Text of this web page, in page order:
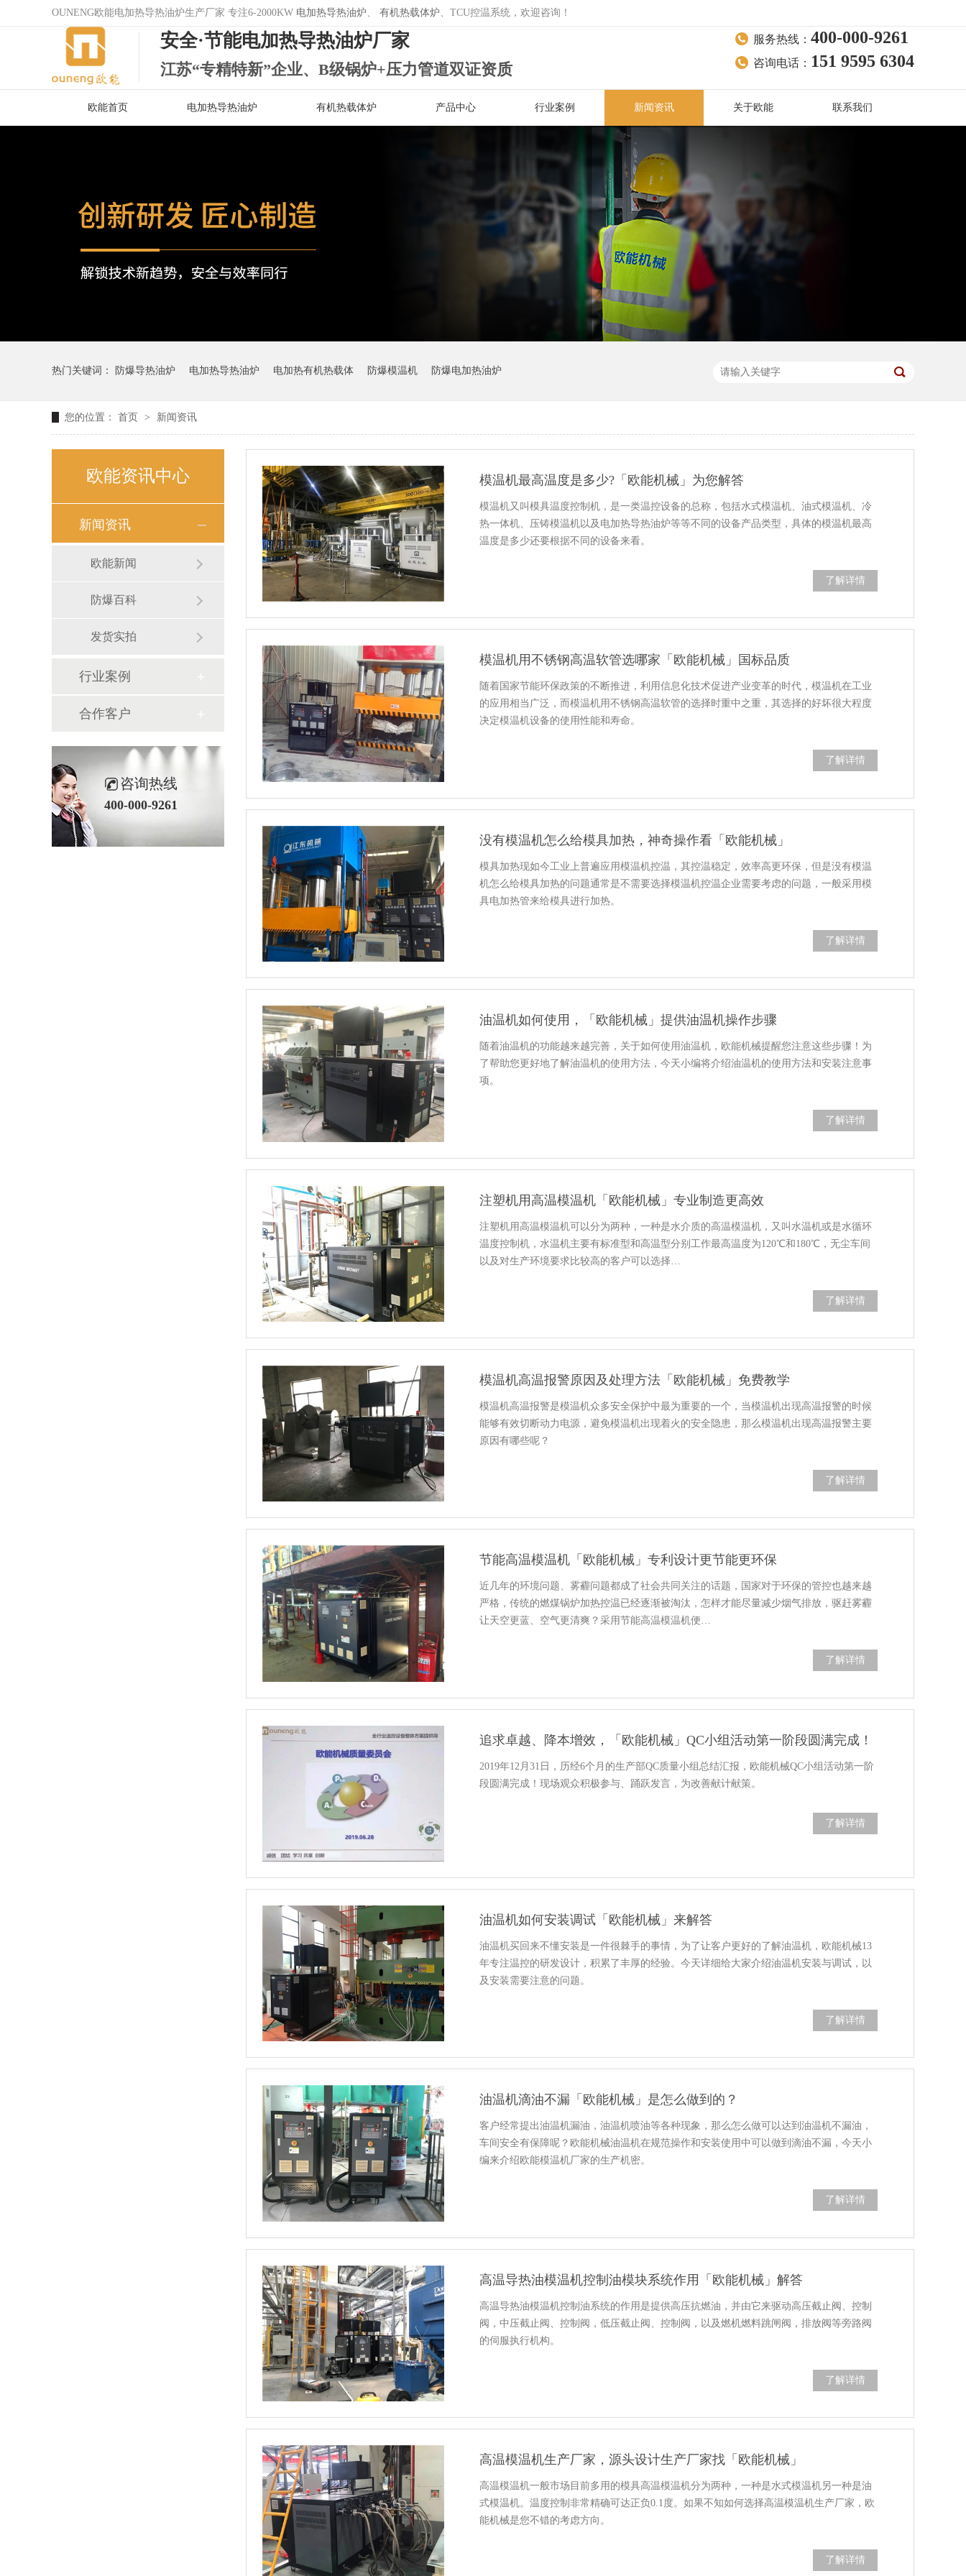
OUNENG欧能电加热导热油炉生产厂家 专注6-2000KW 电加热导热油炉 、 有机热载体炉 、TCU控温系统，欢迎咨询！
安全·节能电加热导热油炉厂家
江苏“专精特新”企业、B级锅炉+压力管道双证资质
服务热线： 400-000-9261
咨询电话： 151 9595 6304
欧能首页 电加热导热油炉 有机热载体炉 产品中心 行业案例 新闻资讯 关于欧能 联系我们
热门关键词： 防爆导热油炉 电加热导热油炉 电加热有机热载体 防爆模温机 防爆电加热油炉
您的位置： 首页 > 新闻资讯
欧能资讯中心
新闻资讯
欧能新闻
防爆百科
发货实拍
行业案例
合作客户
咨询热线
400-000-9261
模温机最高温度是多少?「欧能机械」为您解答
模温机又叫模具温度控制机，是一类温控设备的总称，包括水式模温机、油式模温机、冷
热一体机、压铸模温机以及电加热导热油炉等等不同的设备产品类型，具体的模温机最高
温度是多少还要根据不同的设备来看。
了解详情
模温机用不锈钢高温软管选哪家「欧能机械」国标品质
随着国家节能环保政策的不断推进，利用信息化技术促进产业变革的时代，模温机在工业
的应用相当广泛，而模温机用不锈钢高温软管的选择时重中之重，其选择的好坏很大程度
决定模温机设备的使用性能和寿命。
了解详情
没有模温机怎么给模具加热，神奇操作看「欧能机械」
模具加热现如今工业上普遍应用模温机控温，其控温稳定，效率高更环保，但是没有模温
机怎么给模具加热的问题通常是不需要选择模温机控温企业需要考虑的问题，一般采用模
具电加热管来给模具进行加热。
了解详情
油温机如何使用，「欧能机械」提供油温机操作步骤
随着油温机的功能越来越完善，关于如何使用油温机，欧能机械提醒您注意这些步骤！为
了帮助您更好地了解油温机的使用方法，今天小编将介绍油温机的使用方法和安装注意事
项。
了解详情
注塑机用高温模温机「欧能机械」专业制造更高效
注塑机用高温模温机可以分为两种，一种是水介质的高温模温机，又叫水温机或是水循环
温度控制机，水温机主要有标准型和高温型分别工作最高温度为120℃和180℃，无尘车间
以及对生产环境要求比较高的客户可以选择…
了解详情
模温机高温报警原因及处理方法「欧能机械」免费教学
模温机高温报警是模温机众多安全保护中最为重要的一个，当模温机出现高温报警的时候
能够有效切断动力电源，避免模温机出现着火的安全隐患，那么模温机出现高温报警主要
原因有哪些呢？
了解详情
节能高温模温机「欧能机械」专利设计更节能更环保
近几年的环境问题、雾霾问题都成了社会共同关注的话题，国家对于环保的管控也越来越
严格，传统的燃煤锅炉加热控温已经逐渐被淘汰，怎样才能尽量减少烟气排放，驱赶雾霾
让天空更蓝、空气更清爽？采用节能高温模温机便…
了解详情
追求卓越、降本增效，「欧能机械」QC小组活动第一阶段圆满完成！
2019年12月31日，历经6个月的生产部QC质量小组总结汇报，欧能机械QC小组活动第一阶
段圆满完成！现场观众积极参与、踊跃发言，为改善献计献策。
了解详情
油温机如何安装调试「欧能机械」来解答
油温机买回来不懂安装是一件很棘手的事情，为了让客户更好的了解油温机，欧能机械13
年专注温控的研发设计，积累了丰厚的经验。今天详细给大家介绍油温机安装与调试，以
及安装需要注意的问题。
了解详情
油温机滴油不漏「欧能机械」是怎么做到的？
客户经常提出油温机漏油，油温机喷油等各种现象，那么怎么做可以达到油温机不漏油，
车间安全有保障呢？欧能机械油温机在规范操作和安装使用中可以做到滴油不漏，今天小
编来介绍欧能模温机厂家的生产机密。
了解详情
高温导热油模温机控制油模块系统作用「欧能机械」解答
高温导热油模温机控制油系统的作用是提供高压抗燃油，并由它来驱动高压截止阀、控制
阀，中压截止阀、控制阀，低压截止阀、控制阀，以及燃机燃料跳闸阀，排放阀等旁路阀
的伺服执行机构。
了解详情
高温模温机生产厂家，源头设计生产厂家找「欧能机械」
高温模温机一般市场目前多用的模具高温模温机分为两种，一种是水式模温机另一种是油
式模温机。温度控制非常精确可达正负0.1度。如果不知如何选择高温模温机生产厂家，欧
能机械是您不错的考虑方向。
了解详情